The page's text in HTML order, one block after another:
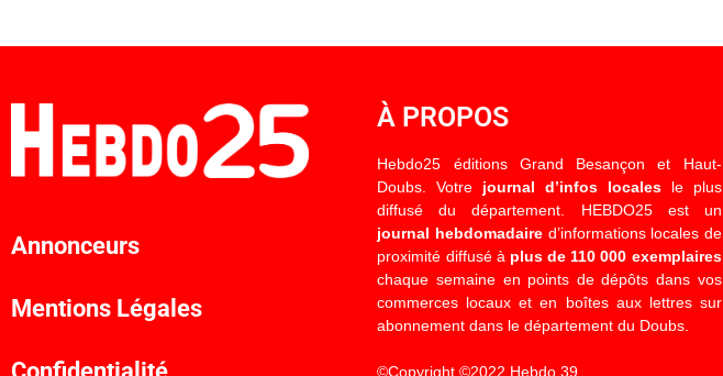
Annonceurs
Mentions Légales
À PROPOS
Hebdo25 éditions Grand Besançon et Haut-
Doubs. Votre journal d’infos localesle plus
diffusé du département. HEBDO25 est un
journal hebdomadaired’informations locales de
proximité diffusé à plus de 110 000 exemplaires
chaque semaine en points de dépôts dans vos
commerces locaux et en boîtes aux lettres sur
abonnement dans le département du Doubs.
©Copyright ©2022 Hebdo 39